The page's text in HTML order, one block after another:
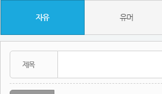
자유 유머